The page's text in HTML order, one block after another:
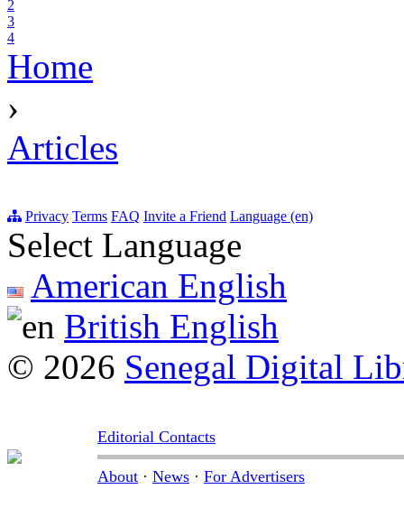
2
3
4
Home
›
Articles
Privacy Terms FAQ Invite a Friend Language (en)
Select Language
American English
British English
© 2026 Senegal Digital
Editorial Contacts
About · News · For Advertisers